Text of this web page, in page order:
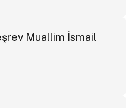
Muallim İsmail